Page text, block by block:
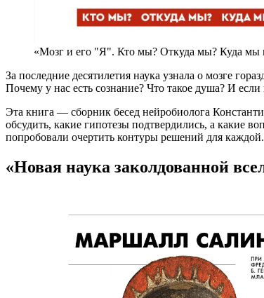
«Мозг и его "Я". Кто мы? Откуда мы? Куда мы
За последние десятилетия наука узнала о мозге
Почему у нас есть сознание? Что такое душа? И
Эта книга — сборник бесед нейробиолога
обсудить, какие гипотезы подтвердились, а какие
попробовали очертить контуры решений для каждой.
«Новая наука заколдованной